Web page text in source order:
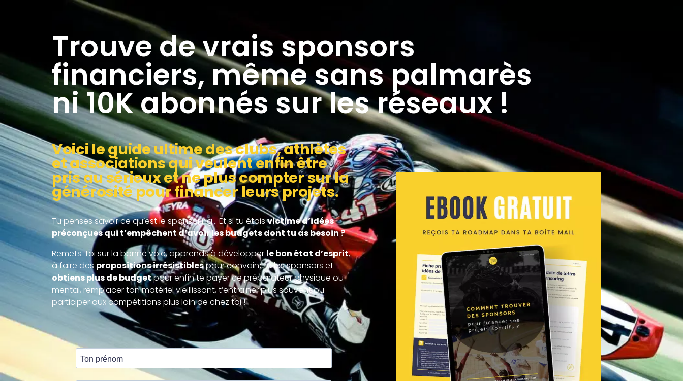
Trouve de vrais sponsors
financiers, même sans palmarès
ni 10K abonnés sur les réseaux !
Voici le guide ultime des clubs, athlètes
et associations qui veulent enfin être
pris au sérieux et ne plus compter sur la
générosité pour financer leurs projets.
Tu penses savoir ce qu’est le sponsoring… Et si tu étaisvictime d’idées
préconçues qui t’empêchent d’avoir les budgets dont tu as besoin ?
Remets-toi sur la bonne voie, apprends à développer le bon état d’esprit,
à faire des propositions irrésistiblespour convaincre les sponsors et
obtiens plus de budgetpour enfin te payer ce préparateur physique ou
mental, remplacer ton matériel vieillissant, t’entrainer plus souvent ou
participer aux compétitions plus loin de chez toi !